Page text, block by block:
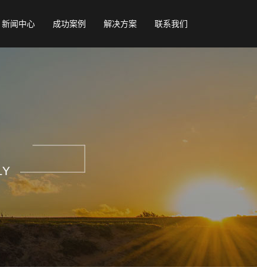
新闻中心 成功案例 解决方案 联系我们